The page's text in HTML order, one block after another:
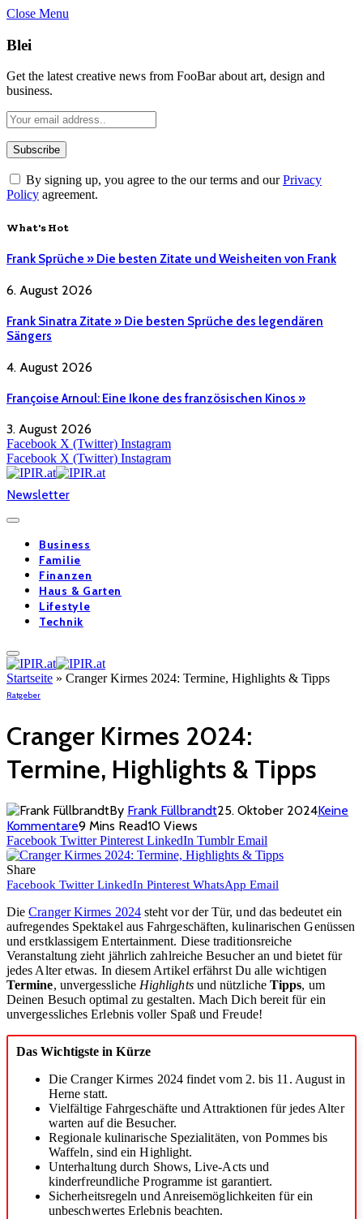
Close Menu
Blei
Get the latest creative news from FooBar about art, design and
business.
By signing up, you agree to the our terms and ourPrivacy
Policy agreement.
What's Hot
Frank Sprüche » Die besten Zitate und Weisheiten von Frank
6. August 2026
Frank Sinatra Zitate » Die besten Sprüche des legendären
Sängers
4. August 2026
Françoise Arnoul: Eine Ikone des französischen Kinos »
3. August 2026
Facebook X (Twitter) Instagram
Facebook X (Twitter) Instagram
Newsletter
Business
Familie
Finanzen
Haus & Garten
Lifestyle
Technik
Startseite » Cranger Kirmes 2024: Termine, Highlights & Tipps
Ratgeber
Cranger Kirmes 2024:
Termine, Highlights & Tipps
By Frank Füllbrandt25. Oktober 2024Keine
Kommentare9 Mins Read10 Views
Facebook Twitter Pinterest LinkedIn Tumblr Email
Share
Facebook Twitter LinkedIn Pinterest WhatsApp Email
DieCranger Kirmes 2024steht vor der Tür, und das bedeutet ein
aufregendes Spektakel aus Fahrgeschäften, kulinarischen Genüssen
und erstklassigem Entertainment. Diese traditionsreiche
Veranstaltung zieht jährlich zahlreiche Besucher an und bietet für
jedes Alter etwas. In diesem Artikel erfährst Du alle wichtigen
Termine, unvergessliche Highlightsund nützliche Tipps, um
Deinen Besuch optimal zu gestalten. Mach Dich bereit für ein
unvergessliches Erlebnis voller Spaß und Freude!
Das Wichtigste in Kürze
Die Cranger Kirmes 2024 findet vom 2. bis 11. August in
Herne statt.
Vielfältige Fahrgeschäfte und Attraktionen für jedes Alter
warten auf die Besucher.
Regionale kulinarische Spezialitäten, von Pommes bis
Waffeln, sind ein Highlight.
Unterhaltung durch Shows, Live-Acts und
kinderfreundliche Programme ist garantiert.
Sicherheitsregeln und Anreisemöglichkeiten für ein
unbeschwertes Erlebnis beachten.